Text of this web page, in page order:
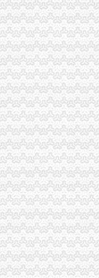
安全通关】价格
_金羊网财富
】
网
岸系列＂编委
的流程-海淘